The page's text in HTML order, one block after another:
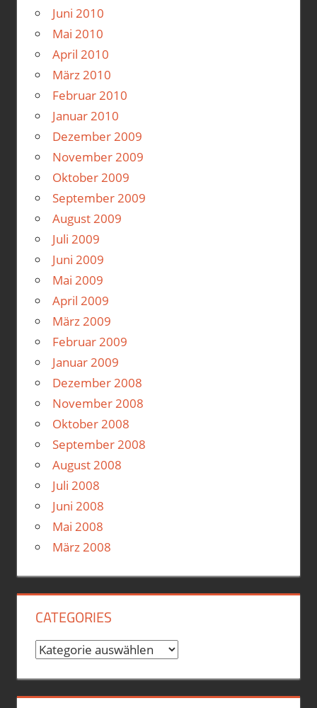
Juni 2010
Mai 2010
April 2010
März 2010
Februar 2010
Januar 2010
Dezember 2009
November 2009
Oktober 2009
September 2009
August 2009
Juli 2009
Juni 2009
Mai 2009
April 2009
März 2009
Februar 2009
Januar 2009
Dezember 2008
November 2008
Oktober 2008
September 2008
August 2008
Juli 2008
Juni 2008
Mai 2008
März 2008
CATEGORIES
Categories